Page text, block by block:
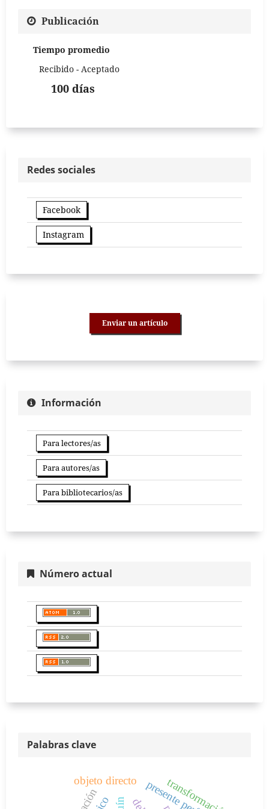
Publicación
Tiempo promedio
Recibido - Aceptado
100 días
Redes sociales
Facebook
Instagram
Enviar un artículo
Información
Para lectores/as
Para autores/as
Para bibliotecarios/as
Número actual
Palabras clave
objeto directo transformación